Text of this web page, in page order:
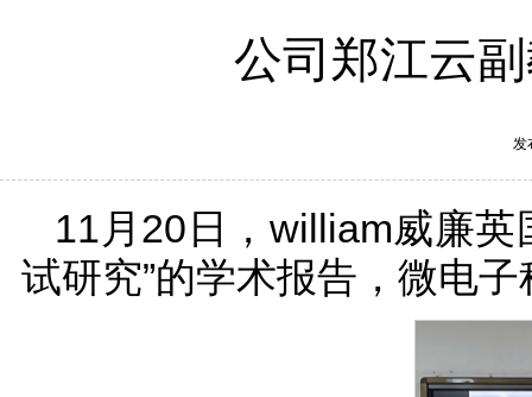
公司郑江云
发
11月20日，william威廉
试研究”的学术报告，微电